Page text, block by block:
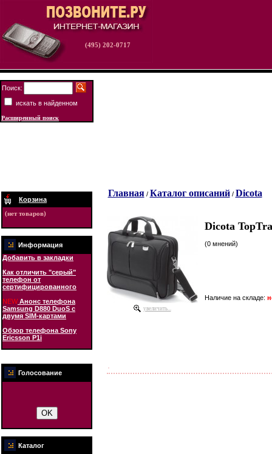
(495) 202-0717
Поиск:
искать в найденном
Расширенный поиск
Корзина
(нет товаров)
Информация
Добавить в закладки
Как отличить "серый"
телефон от
сертифицированного
NEWАнонс телефона
Samsung D880 DuoS с
двумя SIM-картами
Обзор телефона Sony
Ericsson P1i
Голосование
Каталог
Главная/ Каталог описаний/ Dicota
увеличить...
Dicota
(0 мнений)
Наличие на складе: